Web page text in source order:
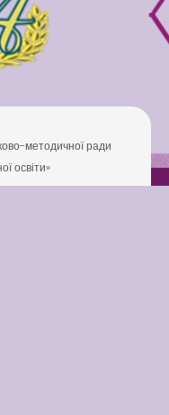
Our Brain’s Favorite
match class
Lessons at New
Our Brain’s Favorite
методичної ради
освіти»